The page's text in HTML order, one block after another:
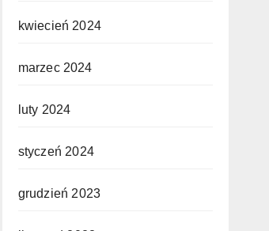
kwiecień 2024
marzec 2024
luty 2024
styczeń 2024
grudzień 2023